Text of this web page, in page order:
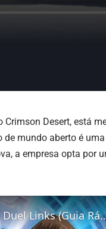
Crimson Desert, está
mundo aberto é
a empresa opta por
Como FARMAR GOLD e